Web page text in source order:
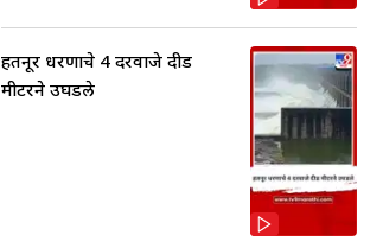
हतनूर धरणाचे 4 दरवाजे दीड
मीटरने उघडले